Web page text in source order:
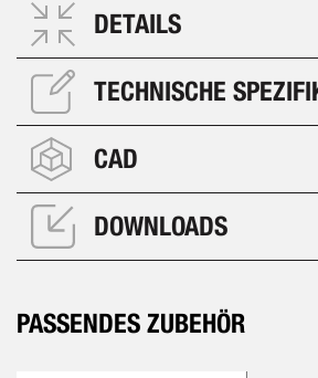
DETAILS
TECHNISCHE
CAD
DOWNLOADS
PASSENDES ZUBEHÖR